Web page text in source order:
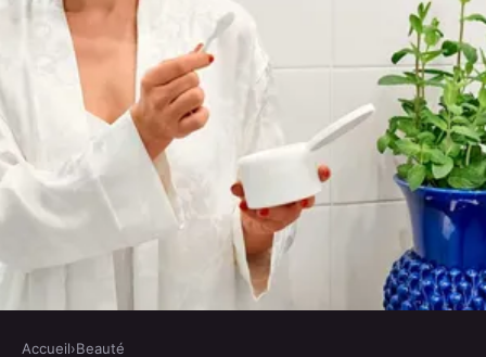
Accueil›Beauté